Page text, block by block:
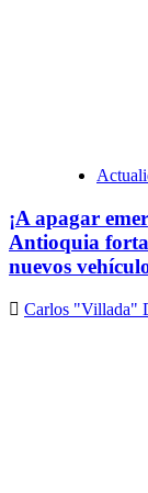
¡A apagar
Antioquia
nuevos
Carlos "Villada"